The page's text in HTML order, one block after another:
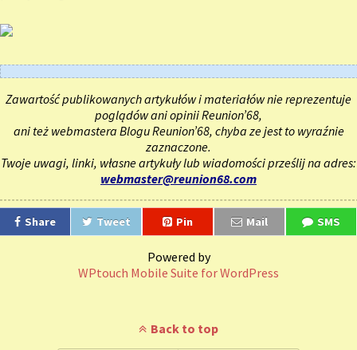
Zawartość publikowanych artykułów i materiałów nie reprezentuje
poglądów ani opinii Reunion’68,
ani też webmastera Blogu Reunion’68, chyba ze jest to wyraźnie
zaznaczone.
Twoje uwagi, linki, własne artykuły lub wiadomości prześlij na adres:
webmaster@reunion68.com
Share Tweet Pin Mail SMS
Powered by
WPtouch Mobile Suite for WordPress
Back to top